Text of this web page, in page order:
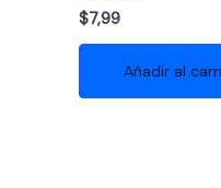
$7,99
Añadir al